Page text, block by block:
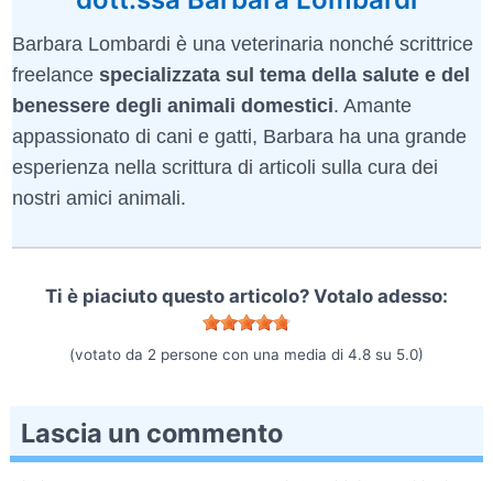
Barbara Lombardi è una veterinaria nonché scrittrice
freelance specializzata sul tema della salute e del
benessere degli animali domestici. Amante
appassionato di cani e gatti, Barbara ha una grande
esperienza nella scrittura di articoli sulla cura dei
nostri amici animali.
Ti è piaciuto questo articolo? Votalo adesso:
(votato da 2 persone con una media di 4.8 su 5.0)
Lascia un commento